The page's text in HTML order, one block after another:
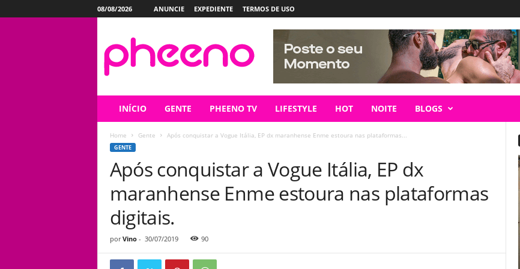
08/08/2026 ANUNCIE EXPEDIENTE TERMOS DE USO
INÍCIO GENTE PHEENO TV LIFESTYLE HOT NOITE BLOGS
Home Gente Após conquistar a Vogue Itália, EP dx maranhense Enme estoura nas plataformas...
GENTE
Após conquistar a Vogue Itália, EP dx
maranhense Enme estoura nas plataformas
digitais.
porVino- 30/07/2019 90